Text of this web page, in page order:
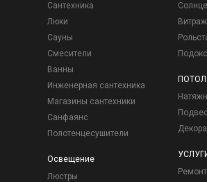
Сантехника
Люки
Сауны
Смесители
Ванны
Инженерная сантехника
Магазины сантехники
Санфаянс
Полотенцесушители
Освещение
Люстры